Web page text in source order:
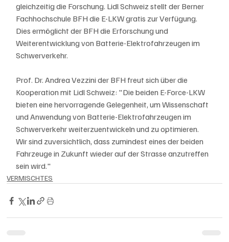
gleichzeitig die Forschung. Lidl Schweiz stellt der Berner
Fachhochschule BFH die E-LKW gratis zur Verfügung.
Dies ermöglicht der BFH die Erforschung und
Weiterentwicklung von Batterie-Elektrofahrzeugen im
Schwerverkehr.
Prof. Dr. Andrea Vezzini der BFH freut sich über die
Kooperation mit Lidl Schweiz: "Die beiden E-Force-LKW
bieten eine hervorragende Gelegenheit, um Wissenschaft
und Anwendung von Batterie-Elektrofahrzeugen im
Schwerverkehr weiterzuentwickeln und zu optimieren.
Wir sind zuversichtlich, dass zumindest eines der beiden
Fahrzeuge in Zukunft wieder auf der Strasse anzutreffen
sein wird."
VERMISCHTES